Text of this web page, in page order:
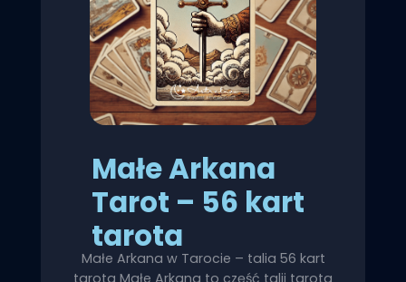
Małe Arkana
Tarot – 56 kart
tarota
Małe Arkana w Tarocie – talia 56 kart